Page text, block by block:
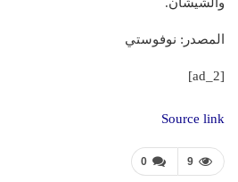
المصدر: نوفوستي
[ad_2]
Source link
0 9